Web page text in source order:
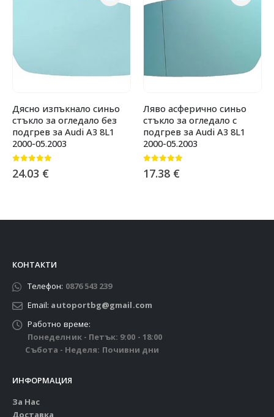
Дясно изпъкнало синьо
стъкло за огледало без
подгрев за Audi A3 8L1
2000-05.2003
24.03 €
Ляво асферично синьо
стъкло за огледало с
подгрев за Audi A3 8L1
2000-05.2003
17.38 €
КОНТАКТИ
Телефон: 0876 543 239
Email: autoportbg@gmail.com
Работно време:
Понеделник - Петък: 9:00 - 18:00
Събота - Неделя: Почивни дни
ИНФОРМАЦИЯ
За Нас
Доставка